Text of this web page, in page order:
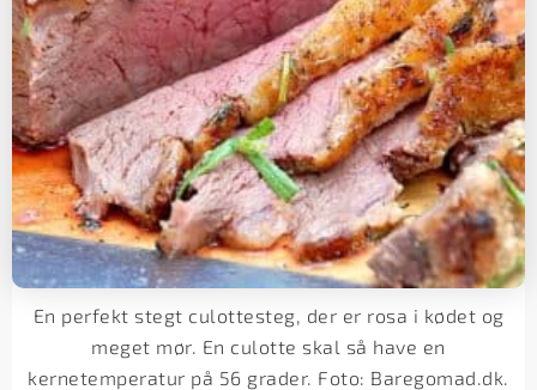
e
En perfekt stegt culottesteg, der er rosa i kødet og
meget mør. En culotte skal så have en
kernetemperatur på 56 grader. Foto: Baregomad.dk.